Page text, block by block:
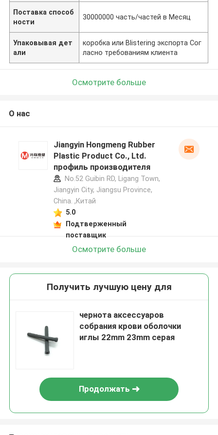
Поставка способ
ности
30000000 часть/частей в Месяц
Упаковывая дет
али
коробка или Blistering экспорта Сог
ласно требованиям клиента
Осмотрите больше
О нас
Jiangyin Hongmeng Rubber
Plastic Product Co., Ltd.
профиль производителя
No.52 Guibin RD, Ligang Town,
Jiangyin City, Jiangsu Province,
China. ,Китай
5.0
Подтверженный
поставщик
Осмотрите больше
Получить лучшую цену для
чернота аксессуаров
собрания крови оболочки
иглы 22mm 23mm серая
Продолжать